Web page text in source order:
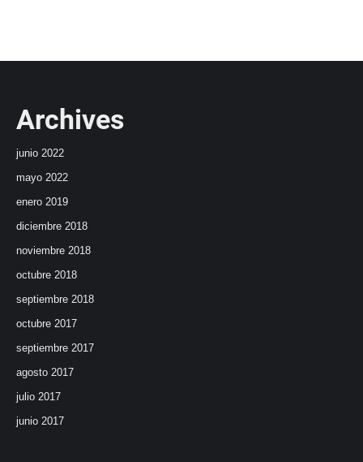
Archives
junio 2022
mayo 2022
enero 2019
diciembre 2018
noviembre 2018
octubre 2018
septiembre 2018
octubre 2017
septiembre 2017
agosto 2017
julio 2017
junio 2017